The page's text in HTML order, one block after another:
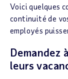
Voici quelques
continuité de
employés
Demandez
leurs